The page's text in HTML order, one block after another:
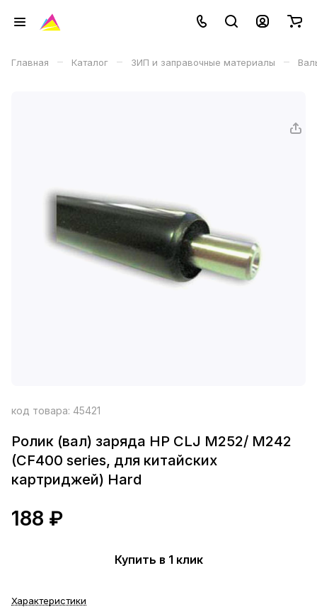
Главная – Каталог – ЗИП и заправочные материалы –
код товара: 45421
Ролик (вал) заряда HP CLJ M252/ M242
(CF400 series, для китайских
картриджей) Hard
188 ₽
Купить в 1 клик
Характеристики